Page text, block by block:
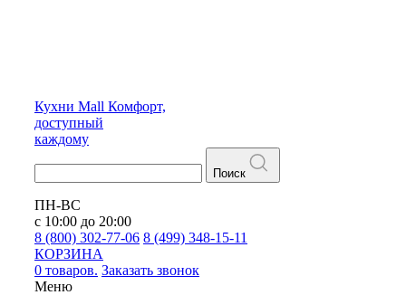
Кухни Mall Комфорт,
доступный
каждому
Поиск
ПН-ВС
с 10:00 до 20:00
8 (800) 302-77-06 8 (499) 348-15-11
КОРЗИНА
0 товаров. Заказать звонок
Меню